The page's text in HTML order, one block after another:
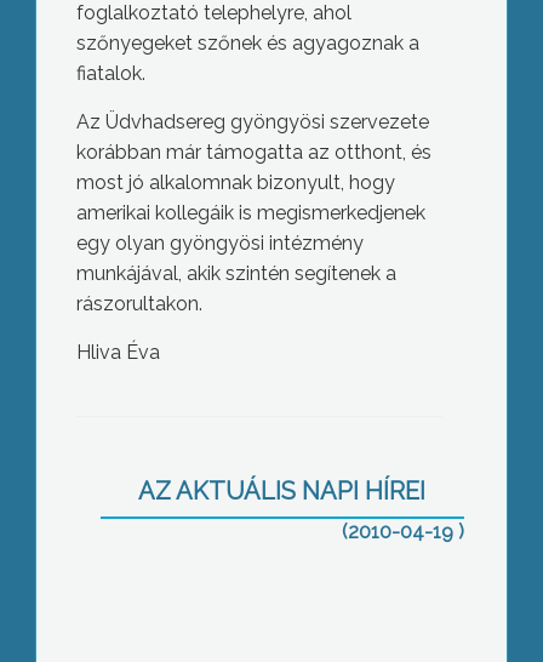
foglalkoztató telephelyre, ahol
szőnyegeket szőnek és agyagoznak a
fiatalok.
Az Üdvhadsereg gyöngyösi szervezete
korábban már támogatta az otthont, és
most jó alkalomnak bizonyult, hogy
amerikai kollegáik is megismerkedjenek
egy olyan gyöngyösi intézmény
munkájával, akik szintén segítenek a
rászorultakon.
Hliva Éva
AZ AKTUÁLIS NAPI HÍREI
(2010-04-19 )
párt elnöke ma Gyöngyösön.